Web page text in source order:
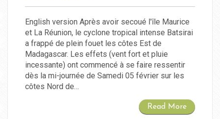
English version Après avoir secoué l'île Maurice
et La Réunion, le cyclone tropical intense Batsirai
a frappé de plein fouet les côtes Est de
Madagascar. Les effets (vent fort et pluie
incessante) ont commencé à se faire ressentir
dès la mi-journée de Samedi 05 février sur les
côtes Nord de…
Read More